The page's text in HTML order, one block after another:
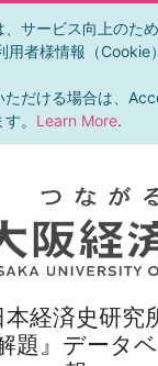
、サービス向上のた
用者様情報（Cookie
だける場合は、
。 Learn More.
本経済史研究
題』データ